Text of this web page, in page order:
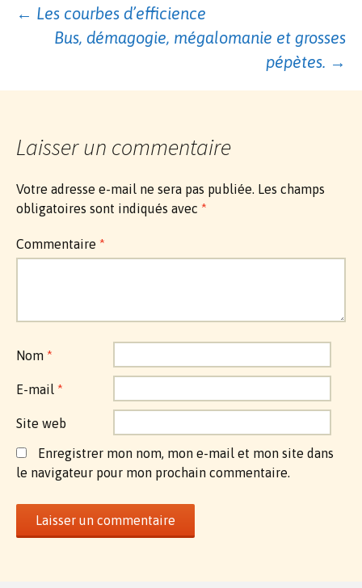
Navigation
← Les courbes d’efficience
Bus, démagogie, mégalomanie et grosses
pépètes. →
Laisser un commentaire
Votre adresse e-mail ne sera pas publiée. Les champs
obligatoires sont indiqués avec *
Commentaire *
Nom *
E-mail *
Site web
Enregistrer mon nom, mon e-mail et mon site dans
le navigateur pour mon prochain commentaire.